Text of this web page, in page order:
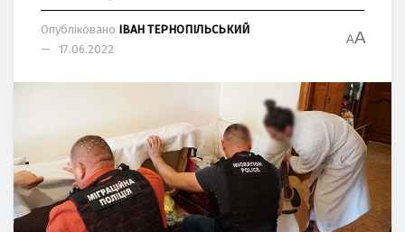
Опубліковано ІВАН ТЕРНОПІЛЬСЬКИЙ
17.06.2022
AA